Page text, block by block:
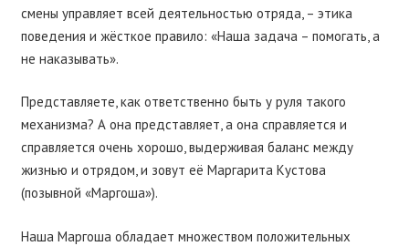
смены управляет всей деятельностью отряда, – этика
поведения и жёсткое правило: «Наша задача – помогать, а
не наказывать».
Представляете, как ответственно быть у руля такого
механизма? А она представляет, а она справляется и
справляется очень хорошо, выдерживая баланс между
жизнью и отрядом, и зовут её Маргарита Кустова
(позывной «Маргоша»).
Наша Маргоша обладает множеством положительных